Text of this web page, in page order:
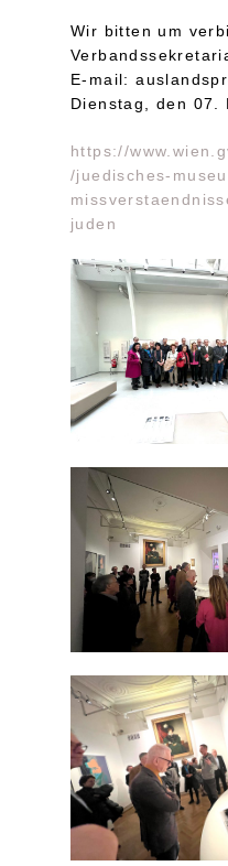
Wir bitten um
E-mail:
Dienstag, den 07.
https://
/juedisches-
juden